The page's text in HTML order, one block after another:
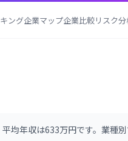
ング企業マップ企業比較リスク分
平均年収は633万円です。 業種